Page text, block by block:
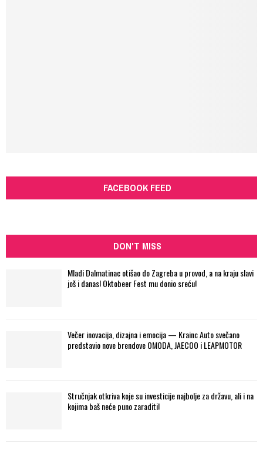
FACEBOOK FEED
DON'T MISS
Mladi Dalmatinac otišao do Zagreba u provod, a na kraju slavi
još i danas! Oktobeer Fest mu donio sreću!
Večer inovacija, dizajna i emocija — Krainc Auto svečano
predstavio nove brendove OMODA, JAECOO i LEAPMOTOR
Stručnjak otkriva koje su investicije najbolje za državu, ali i na
kojima baš neće puno zaraditi!